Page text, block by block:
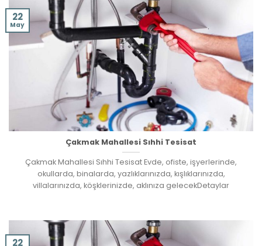
Çakmak Mahallesi Sıhhi Tesisat
Çakmak Mahallesi Sıhhi Tesisat Evde, ofiste, işyerlerinde,
okullarda, binalarda, yazlıklarınızda, kışlıklarınızda,
villalarınızda, köşklerinizde, aklınıza gelecekDetaylar
22
May
22